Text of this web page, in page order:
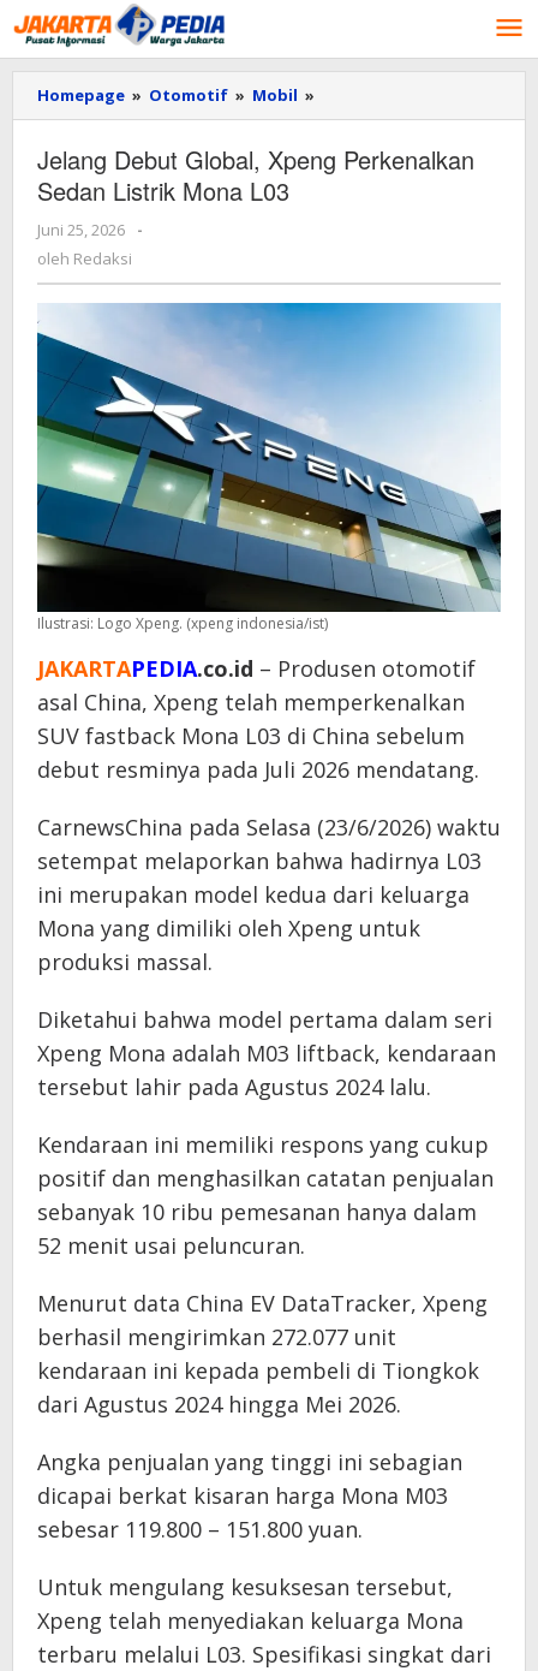
Lewati
ke
konten
Homepage » Otomotif » Mobil »
Debut
Xpeng
L03
Jelang Debut Global, Xpeng Perkenalkan
Sedan Listrik Mona L03
Juni 25, 2026
oleh
-
oleh Redaksi
Ilustrasi: Logo Xpeng. (xpeng indonesia/ist)
JAKARTAPEDIA.co.id – Produsen otomotif
asal China, Xpeng telah memperkenalkan
SUV fastback Mona L03 di China sebelum
debut resminya pada Juli 2026 mendatang.
CarnewsChina pada Selasa (23/6/2026) waktu
setempat melaporkan bahwa hadirnya L03
ini merupakan model kedua dari keluarga
Mona yang dimiliki oleh Xpeng untuk
produksi massal.
Diketahui bahwa model pertama dalam seri
Xpeng Mona adalah M03 liftback, kendaraan
tersebut lahir pada Agustus 2024 lalu.
Kendaraan ini memiliki respons yang cukup
positif dan menghasilkan catatan penjualan
sebanyak 10 ribu pemesanan hanya dalam
52 menit usai peluncuran.
Menurut data China EV DataTracker, Xpeng
berhasil mengirimkan 272.077 unit
kendaraan ini kepada pembeli di Tiongkok
dari Agustus 2024 hingga Mei 2026.
Angka penjualan yang tinggi ini sebagian
dicapai berkat kisaran harga Mona M03
sebesar 119.800 – 151.800 yuan.
Untuk mengulang kesuksesan tersebut,
Xpeng telah menyediakan keluarga Mona
terbaru melalui L03. Spesifikasi singkat dari